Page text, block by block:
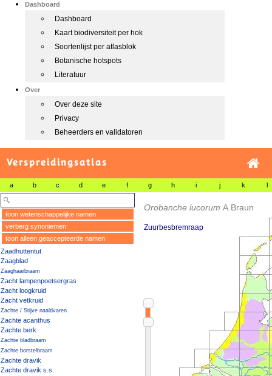
Dashboard
Dashboard
Kaart biodiversiteit per hok
Soortenlijst per atlasblok
Botanische hotspots
Literatuur
Over
Over deze site
Privacy
Beheerders en validatoren
Verspreidingsatlas
a b c d e f g h i j k l
toon wetenschappelijke namen
verberg synoniemen
toon alleen geaccepteerde namen
Zaadhuttentut
Zaagblad
Zaaghaarbraam
Zacht lampenpoetsergras
Zacht loogkruid
Zacht vetkruid
Zachte / Stijve naaldvaren
Zachte acanthus
Zachte berk
Zachte bladbraam
Zachte borstelbraam
Zachte dravik
Zachte dravik s.s.
Orobanche lucorum A.Braun
Zuurbesbremraap